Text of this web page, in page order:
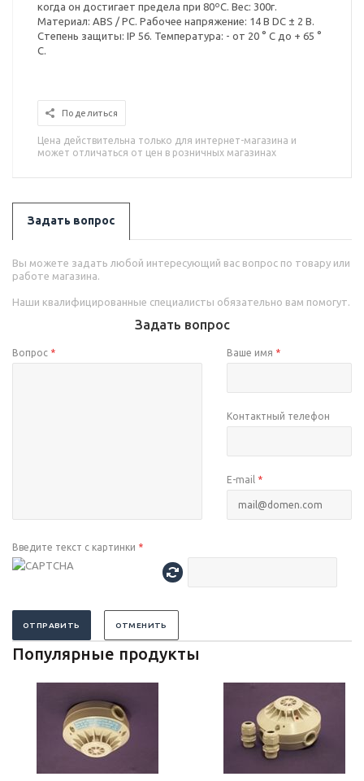
когда он достигает предела при 80ºC. Вес: 300г.
Материал: ABS / PC. Рабочее напряжение: 14 В DC ± 2 В.
Степень защиты: IP 56. Температура: - от 20 ° C до + 65 °
C.
Поделиться
Цена действительна только для интернет-магазина и
может отличаться от цен в розничных магазинах
Задать вопрос
Вы можете задать любой интересующий вас вопрос по товару или
работе магазина.
Наши квалифицированные специалисты обязательно вам помогут.
Задать вопрос
Вопрос * Ваше имя *
Контактный телефон
E-mail *
Введите текст с картинки *
ОТПРАВИТЬ ОТМЕНИТЬ
Популярные продукты